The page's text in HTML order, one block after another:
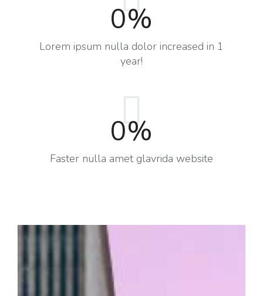
0%
Lorem ipsum nulla dolor increased in 1
year!
0%
Faster nulla amet glavrida website​